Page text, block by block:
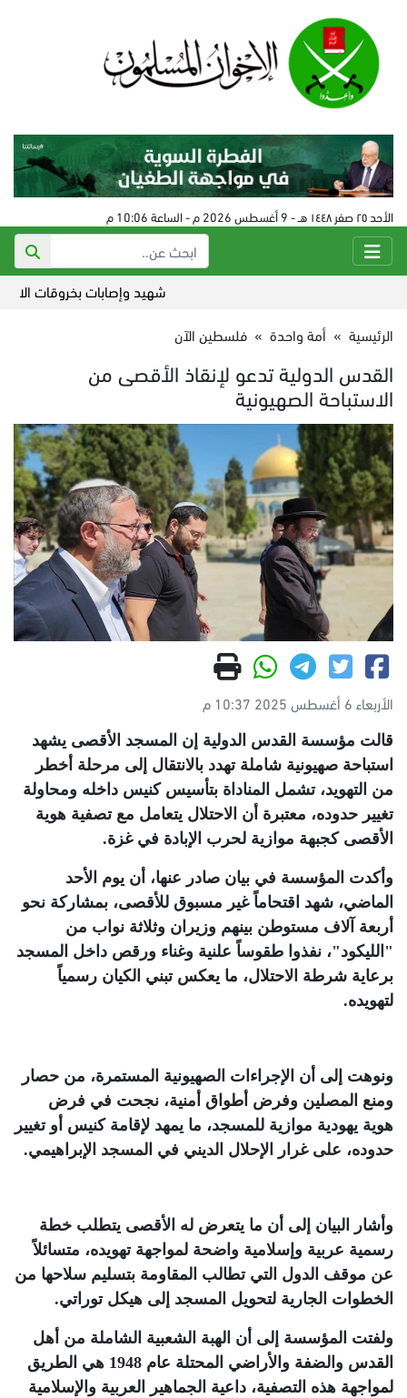
الأحد ٢٥ صفر ١٤٤٨ هـ - 9 أغسطس 2026 م - الساعة 10:06 م
شهيد وإصابات بخروقات الاحتلال
الرئيسية » أمة واحدة » فلسطين الآن
القدس الدولية تدعو لإنقاذ الأقصى من
الاستباحة الصهيونية
الأربعاء 6 أغسطس 2025 10:37 م
قالت مؤسسة القدس الدولية إن المسجد الأقصى يشهد
استباحة صهيونية شاملة تهدد بالانتقال إلى مرحلة أخطر
من التهويد، تشمل المناداة بتأسيس كنيس داخله ومحاولة
تغيير حدوده، معتبرة أن الاحتلال يتعامل مع تصفية هوية
الأقصى كجبهة موازية لحرب الإبادة في غزة.
وأكدت المؤسسة في بيان صادر عنها، أن يوم الأحد
الماضي، شهد اقتحاماً غير مسبوق للأقصى، بمشاركة نحو
أربعة آلاف مستوطن بينهم وزيران وثلاثة نواب من
"الليكود"، نفذوا طقوساً علنية وغناء ورقص داخل المسجد
برعاية شرطة الاحتلال، ما يعكس تبني الكيان رسمياً
لتهويده.
ونوهت إلى أن الإجراءات الصهيونية المستمرة، من حصار
ومنع المصلين وفرض أطواق أمنية، نجحت في فرض
هوية يهودية موازية للمسجد، ما يمهد لإقامة كنيس أو تغيير
حدوده، على غرار الإحلال الديني في المسجد الإبراهيمي.
وأشار البيان إلى أن ما يتعرض له الأقصى يتطلب خطة
رسمية عربية وإسلامية واضحة لمواجهة تهويده، متسائلاً
عن موقف الدول التي تطالب المقاومة بتسليم سلاحها من
الخطوات الجارية لتحويل المسجد إلى هيكل توراتي.
ولفتت المؤسسة إلى أن الهبة الشعبية الشاملة من أهل
القدس والضفة والأراضي المحتلة عام 1948 هي الطريق
لمواجهة هذه التصفية، داعية الجماهير العربية والإسلامية